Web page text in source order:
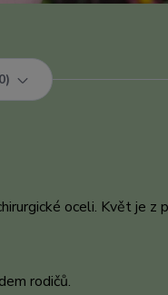
0
oceli. Květ je
rodičů.